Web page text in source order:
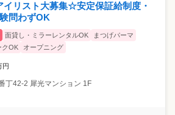
リスト大募集☆安定保証給制度・
問わずOK
面貸し・ミラーレンタルOK
まつげパーマ
クOK オープニング
円
丁42-2 犀光マンション 1F